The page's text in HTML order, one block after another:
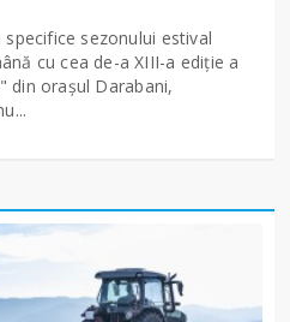
sezonului estival
cu cea de-a XIII-a ediție a
din orașul Darabani,